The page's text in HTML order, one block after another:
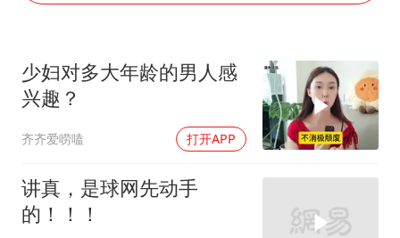
微信新功能：你可以“撤回”你的撤回
浙江最强风雨时段已锁定
万岁山接盘烂尾恒大文旅城
老人被城管撞倒后离世亲属质疑记录仪
习近平心系体育强国建设
少妇对多大年龄的男人感
兴趣？
齐齐爱唠嗑 打开APP
讲真，是球网先动手
的！！！